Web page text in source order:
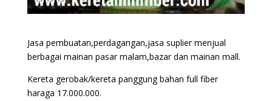
Jasa pembuatan,perdagangan,jasa suplier menjual
berbagai mainan pasar malam,bazar dan mainan mall.
Kereta gerobak/kereta panggung bahan full fiber
haraga 17.000.000.